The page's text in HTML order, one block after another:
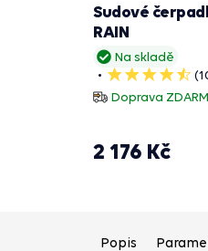
Na skladě
5
hvězdiček
Doprava
Sudové
RAIN
2 176 Kč
Popis